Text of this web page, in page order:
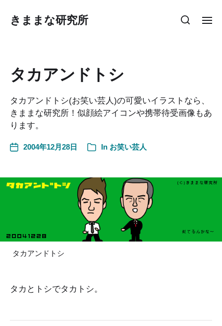
きままな研究所
タカアンドトシ
タカアンドトシ(お笑い芸人)の可愛いイラストなら、
きままな研究所！似顔絵アイコンや携帯待受画像もあ
ります。
2004年12月28日 In お笑い芸人
タカアンドトシ
タカとトシでタカトシ。